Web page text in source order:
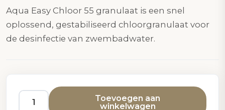
Aqua Easy Chloor 55 granulaat is een snel
oplossend, gestabiliseerd chloorgranulaat voor
de desinfectie van zwembadwater.
Chloor
Toevoegen aan
winkelwagen